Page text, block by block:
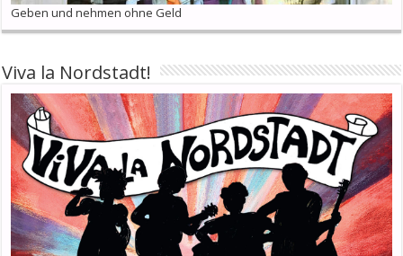
Geben und nehmen ohne Geld
Viva la Nordstadt!